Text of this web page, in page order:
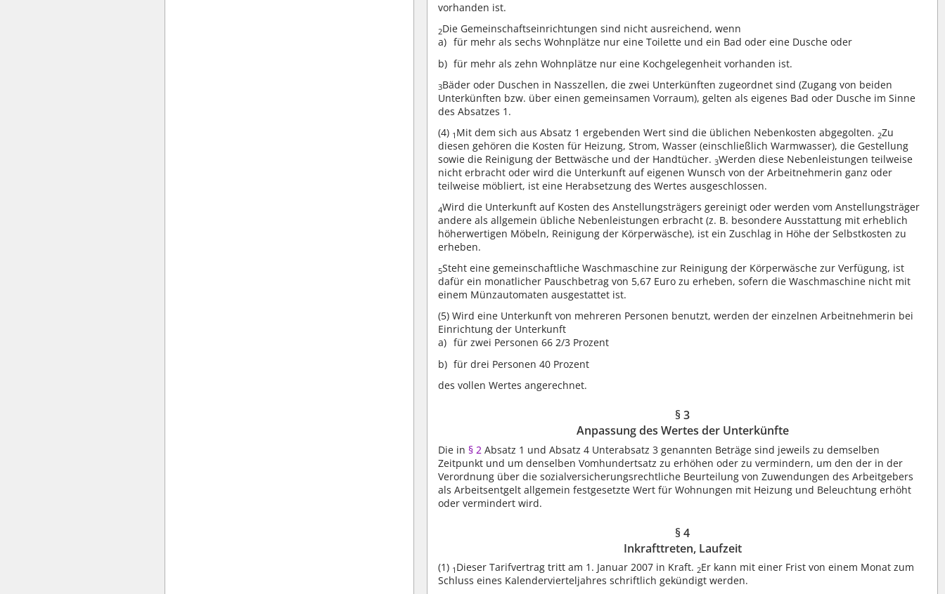
vorhanden ist.
2Die Gemeinschaftseinrichtungen sind nicht ausreichend, wenn
für mehr als sechs Wohnplätze nur eine Toilette und ein Bad oder eine Dusche oder
für mehr als zehn Wohnplätze nur eine Kochgelegenheit vorhanden ist.
3Bäder oder Duschen in Nasszellen, die zwei Unterkünften zugeordnet sind (Zugang von beiden
Unterkünften bzw. über einen gemeinsamen Vorraum), gelten als eigenes Bad oder Dusche im Sinne
des Absatzes 1.
(4) 1 Mit dem sich aus Absatz 1 ergebenden Wert sind die üblichen Nebenkosten abgegolten. 2Zu
diesen gehören die Kosten für Heizung, Strom, Wasser (einschließlich Warmwasser), die Gestellung
sowie die Reinigung der Bettwäsche und der Handtücher.3Werden diese Nebenleistungen teilweise
nicht erbracht oder wird die Unterkunft auf eigenen Wunsch von der Arbeitnehmerin ganz oder
teilweise möbliert, ist eine Herabsetzung des Wertes ausgeschlossen.
4Wird die Unterkunft auf Kosten des Anstellungsträgers gereinigt oder werden vom Anstellungsträger
andere als allgemein übliche Nebenleistungen erbracht (z. B. besondere Ausstattung mit erheblich
höherwertigen Möbeln, Reinigung der Körperwäsche), ist ein Zuschlag in Höhe der Selbstkosten zu
erheben.
5Steht eine gemeinschaftliche Waschmaschine zur Reinigung der Körperwäsche zur Verfügung, ist
dafür ein monatlicher Pauschbetrag von 5,67 Euro zu erheben, sofern die Waschmaschine nicht mit
einem Münzautomaten ausgestattet ist.
(5) Wird eine Unterkunft von mehreren Personen benutzt, werden der einzelnen Arbeitnehmerin bei
Einrichtung der Unterkunft
für zwei Personen 66 2/3 Prozent
für drei Personen 40 Prozent
des vollen Wertes angerechnet.
§ 3
Anpassung des Wertes der Unterkünfte
Die in § 2 Absatz 1 und Absatz 4 Unterabsatz 3 genannten Beträge sind jeweils zu demselben
Zeitpunkt und um denselben Vomhundertsatz zu erhöhen oder zu vermindern, um den der in der
Verordnung über die sozialversicherungsrechtliche Beurteilung von Zuwendungen des Arbeitgebers
als Arbeitsentgelt allgemein festgesetzte Wert für Wohnungen mit Heizung und Beleuchtung erhöht
oder vermindert wird.
§ 4
Inkrafttreten, Laufzeit
(1) 1 Dieser Tarifvertrag tritt am 1. Januar 2007 in Kraft. 2Er kann mit einer Frist von einem Monat zum
Schluss eines Kalendervierteljahres schriftlich gekündigt werden.